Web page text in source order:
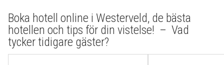
Boka hotell online i Westerveld, de bästa
hotellen och tips för din vistelse! – Vad
tycker tidigare gäster?